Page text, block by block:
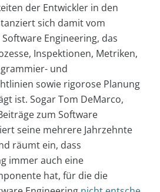
der Entwickler in den
sich damit vom
Engineering, das
Inspektionen, Metriken,
und
sowie rigorose Planung
ist. Sogar Tom DeMarco,
zum Software
seine mehrere Jahrzehnte
räumt ein, dass
immer auch eine
hat, für die die